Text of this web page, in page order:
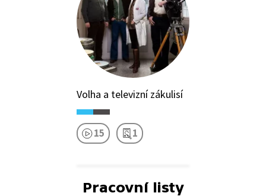
Volha a televizní zákulisí
15 1
Pracovní listy